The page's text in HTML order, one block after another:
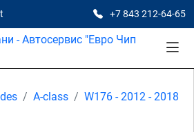
+7 843 212-64-65
A-class
W176 - 2012 - 2018